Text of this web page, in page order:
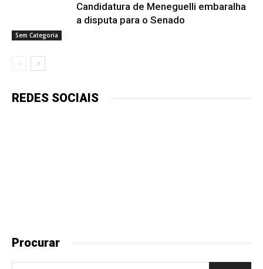
Sem Categoria
Candidatura de Meneguelli embaralha
a disputa para o Senado
REDES SOCIAIS
Procurar